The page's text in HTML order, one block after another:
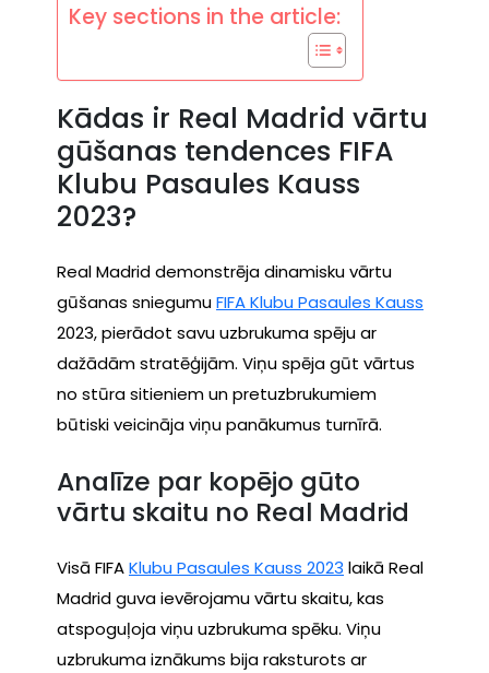
Key sections in the article:
Kādas ir Real Madrid vārtu
gūšanas tendences FIFA
Klubu Pasaules Kauss
2023?
Real Madrid demonstrēja dinamisku vārtu
gūšanas sniegumuFIFA Klubu Pasaules Kauss
2023, pierādot savu uzbrukuma spēju ar
dažādām stratēģijām. Viņu spēja gūt vārtus
no stūra sitieniem un pretuzbrukumiem
būtiski veicināja viņu panākumus turnīrā.
Analīze par kopējo gūto
vārtu skaitu no Real Madrid
Visā FIFAKlubu Pasaules Kauss 2023 laikā Real
Madrid guva ievērojamu vārtu skaitu, kas
atspoguļoja viņu uzbrukuma spēku. Viņu
uzbrukuma iznākums bija raksturots ar